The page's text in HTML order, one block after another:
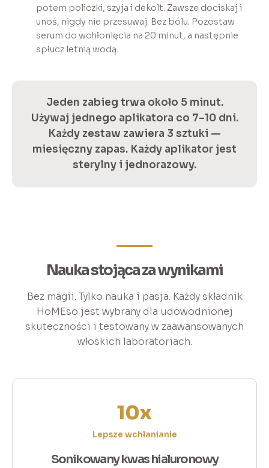
potem policzki, szyja i dekolt. Zawsze dociskaj i
unoś, nigdy nie przesuwaj. Bez bólu. Pozostaw
serum do wchłonięcia na 20 minut, a następnie
spłucz letnią wodą.
Jeden zabieg trwa około 5 minut.
Używaj jednego aplikatora co 7–10 dni.
Każdy zestaw zawiera 3 sztuki —
miesięczny zapas. Każdy aplikator jest
sterylny i jednorazowy.
Nauka stojąca za wynikami
Bez magii. Tylko nauka i pasja. Każdy składnik
HoMEso jest wybrany dla udowodnionej
skuteczności i testowany w zaawansowanych
włoskich laboratoriach.
10x
Lepsze wchłanianie
Sonikowany kwas hialuronowy